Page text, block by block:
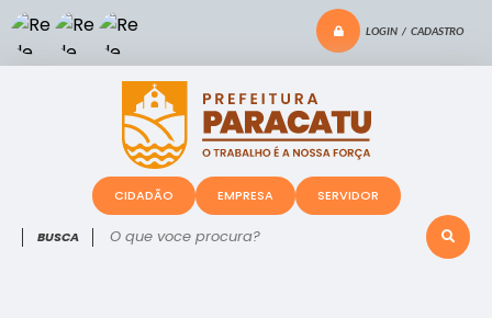
LOGIN / CADASTRO
O que voce procura?
CIDADÃO EMPRESA SERVIDOR